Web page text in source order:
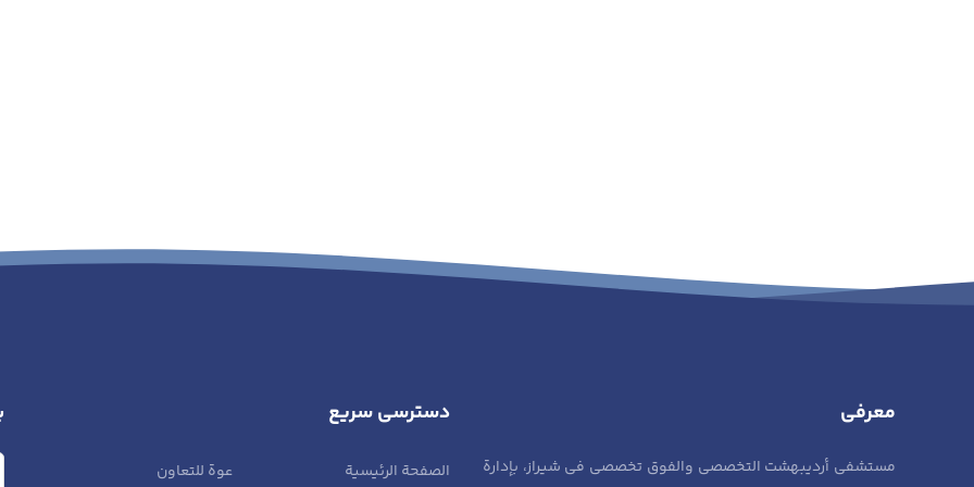
معرفی
مستشفى أرديبهشت التخصصي والفوق تخصصي في شيراز، بإدارة
دسترسی سریع
الصفحة الرئيسية عوة للتعاون